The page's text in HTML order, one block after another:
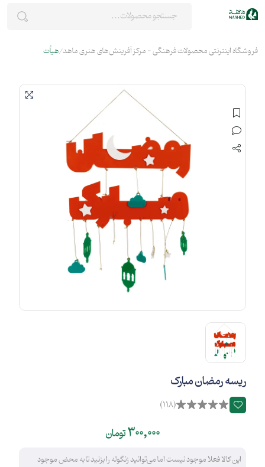
فروشگاه اینترنتی محصولات فرهنگی - مرکز آفرینش‌های هنری ماهد هیأت
ریسه رمضان مبارک
(118)
300,000تومان
این کالا فعلا موجود نیست اما می‌توانید زنگوله را بزنید تا به محض موجود